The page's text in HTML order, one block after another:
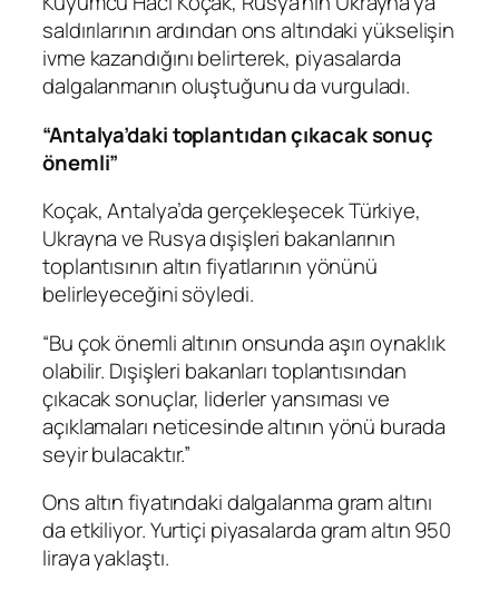
saldırılarının ardından ons altındaki yükselişin
ivme kazandığını belirterek, piyasalarda
dalgalanmanın oluştuğunu da vurguladı.
“Antalya’daki toplantıdan çıkacak sonuç
önemli”
Koçak, Antalya’da gerçekleşecek Türkiye,
Ukrayna ve Rusya dışişleri bakanlarının
toplantısının altın fiyatlarının yönünü
belirleyeceğini söyledi.
“Bu çok önemli altının onsunda aşırı oynaklık
olabilir. Dışişleri bakanları toplantısından
çıkacak sonuçlar, liderler yansıması ve
açıklamaları neticesinde altının yönü burada
seyir bulacaktır.”
Ons altın fiyatındaki dalgalanma gram altını
da etkiliyor. Yurtiçi piyasalarda gram altın 950
liraya yaklaştı.